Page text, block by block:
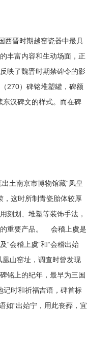
西晋时期越窑瓷器中最具
丰富内容和生动场面，正
映了魏晋时期禁碑令的影
270）碑铭堆塑罐，碑额
东汉碑文的样式。而在碑
土南京市博物馆藏“凤皇
，这时所制青瓷胎体较厚
刻划、堆塑等装饰手法，
的重要产品。 会稽上虞是
“会稽上虞”和“会稽出始
山窑址，调查时曾发现
铭上的纪年，最早为三国
记时和祈福吉语，碑首标
如“出始宁，用此丧葬，宜